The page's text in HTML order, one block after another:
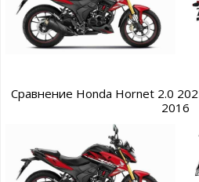
Сравнение Honda Hornet 2.0
2016